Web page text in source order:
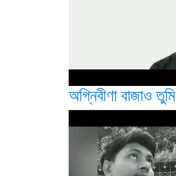
অগ্নিবীণা বাজাও তুমি